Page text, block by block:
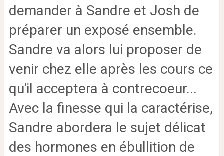
demander à Sandre et Josh de
préparer un exposé ensemble.
Sandre va alors lui proposer de
venir chez elle après les cours ce
qu'il acceptera à contrecoeur...
Avec la finesse qui la caractérise,
Sandre abordera le sujet délicat
des hormones en ébullition de